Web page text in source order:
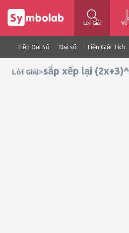
Lời Giải Vẽ
Tiền Đại Số Đại số Tiền Giải Tích
Lời Giải>sắp xếp lại